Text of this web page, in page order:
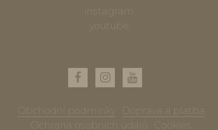
instagram
youtube
Obchodní podmínky
Doprava a platba
Ochrana osobních údajů
Cookies